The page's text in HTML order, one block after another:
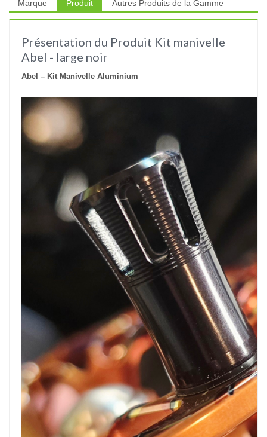
Marque Produit Autres Produits de la Gamme
Présentation du Produit Kit manivelle
Abel - large noir
Abel – Kit Manivelle Aluminium